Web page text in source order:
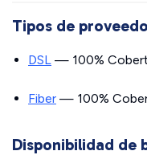
Tipos de
DSL — 100%
Fiber — 100%
Disponibilidad de